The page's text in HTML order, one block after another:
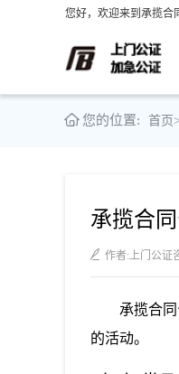
您好，欢迎来到承揽合
您的位置: 首页>
承揽合
作者:上门公证
承揽合
的活动。